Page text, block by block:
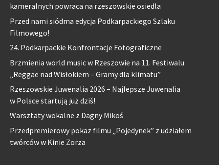
kameralnych powraca na rzeszowskie osiedla
Przed nami siódma edycja Podkarpackiego Szlaku
Filmowego!
24. Podkarpackie Konfrontacje Fotograficzne
Brzmienia world music w Rzeszowie na 11. Festiwalu
„Reggae nad Wisłokiem – Gramy dla klimatu”
Rzeszowskie Juwenalia 2026 – Najlepsze Juwenalia
w Polsce startują już dziś!
Warsztaty wokalne z Dagny Mikoś
Przedpremierowy pokaz filmu „Pojedynek” z udziałem
twórców w Kinie Zorza